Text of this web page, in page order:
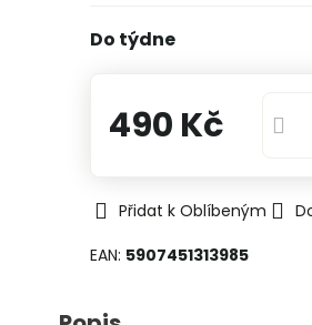
Do týdne
490 Kč
Přidat k Oblíbeným
EAN: 5907451313985